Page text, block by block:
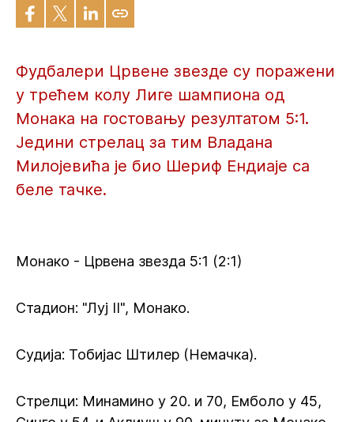
Фудбалери Црвене звезде су поражени
у трећем колу Лиге шампиона од
Монака на гостовању резултатом 5:1.
Једини стрелац за тим Владана
Милојевића је био Шериф Ендиаје са
беле тачке.
Монако - Црвена звезда 5:1 (2:1)
Стадион: "Луј II", Монако.
Судија: Тобијас Штилер (Немачка).
Стрелци: Минамино у 20. и 70, Емболо у 45,